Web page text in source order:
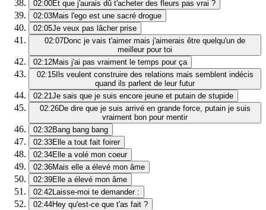
02:00Et que j'aurais dû t'acheter des fleurs pas vrai ?
02:03Mais l'ego est une sacré drogue
02:05Je veux pas lâcher prise
02:07Donc je vais t'aimer mais j'aimerais être quelqu'un de
meilleur pour toi
02:12Mais j'ai pas vraiment le temps pour ça
02:15Ils veulent construire des relations mais semblent indécis
quand ils parlent de leur futur
02:21Je sais que je suis encore jeune et putain de stupide
02:26De dire que je suis arrivé en grande force, putain je suis
vraiment bon pour mentir
02:32Bang bang bang
02:33Elle a tout fait foirer
02:34Elle a volé mon coeur
02:36Mais elle a élevé mon âme
02:39Elle a élevé mon âme
02:42Laisse-moi te demander :
02:44Hey qu'est-ce que t'as fait ?